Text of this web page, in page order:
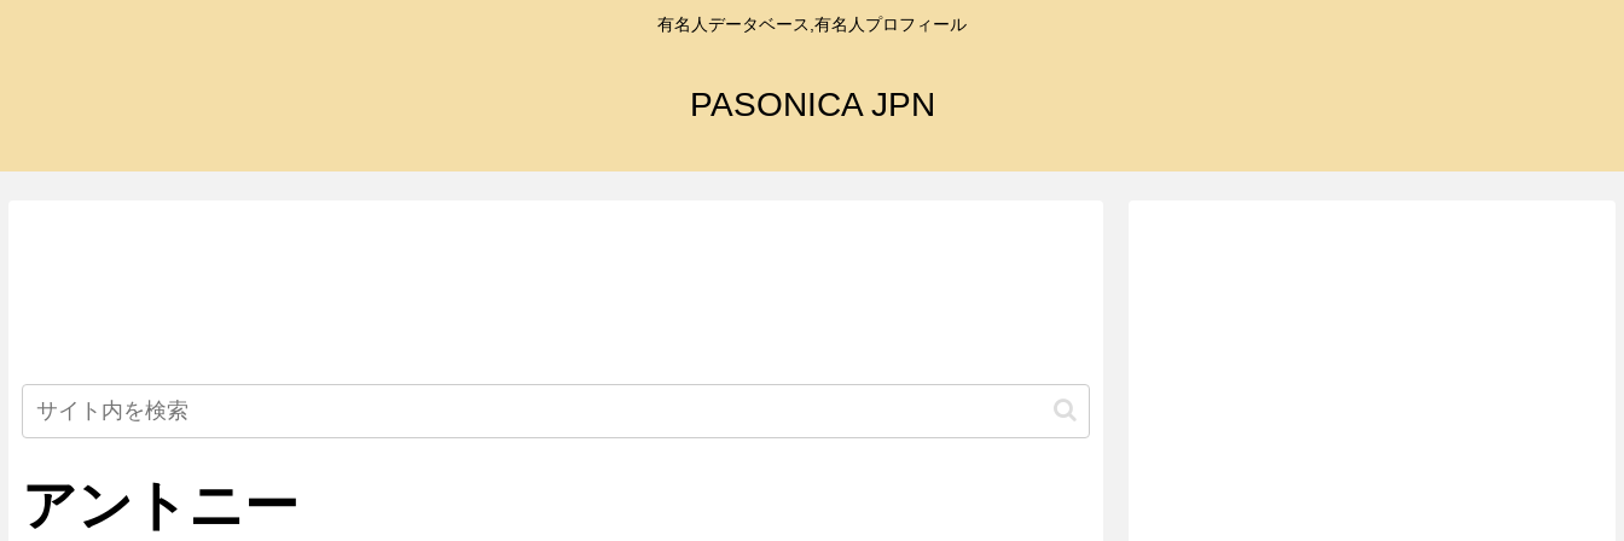
有名人データベース,有名人プロフィール
PASONICA JPN
アントニー